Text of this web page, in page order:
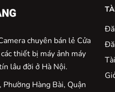
hiện tượng bóng ma và tán
này còn có khả năng cân bằng
so với các dòng
Công nghệ lấy nét siêu
siêu thanh Silent Wave Motor
VR đảm bảo khả năng căn
chuyên bán lẻ Cửa
thiết bị máy ảnh máy
lâu đời ở Hà Nội.
Hàng Bài, Quận